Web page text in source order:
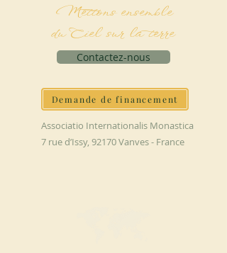
Mettons ensemble
du Ciel sur la terre
Contactez-nous
Demande de financement
Associatio Internationalis Monastica
7 rue d’Issy, 92170 Vanves - France